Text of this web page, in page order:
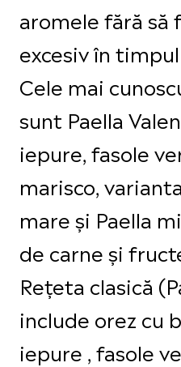
aromele fără să
excesiv în
Cele mai
sunt Paella
iepure, fasole
marisco,
mare și Paella
de carne și
Rețeta clasică
include orez cu
iepure , fasole